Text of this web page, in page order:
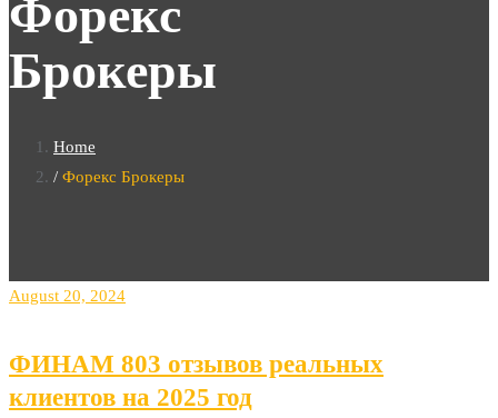
Форекс
Брокеры
Home
Форекс Брокеры
August 20, 2024
ФИНАМ 803 отзывов реальных
клиентов на 2025 год